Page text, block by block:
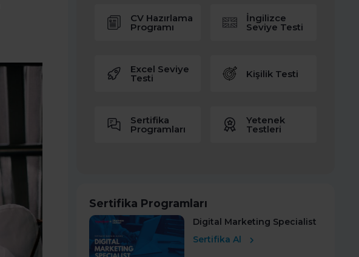
CV Hazırlama
Programı
İngilizce
Seviye Testi
Excel Seviye
Testi Kişilik Testi
Sertifika
Programları
Yetenek
Testleri
Sertifika Programları
Digital Marketing Specialist
Sertifika Al